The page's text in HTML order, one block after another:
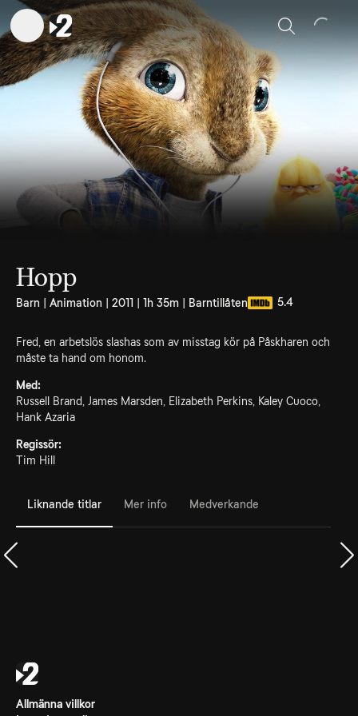
Sök
Hopp
Barn | Animation | 2011 | 1h 35m | Barntillåten 5.4
Fred, en arbetslös slashas som av misstag kör på Påskharen och
måste ta hand om honom.
Med:
Russell Brand, James Marsden, Elizabeth Perkins, Kaley Cuoco,
Hank Azaria
Regissör:
Tim Hill
Liknande titlar Mer info Medverkande
Allmänna villkor